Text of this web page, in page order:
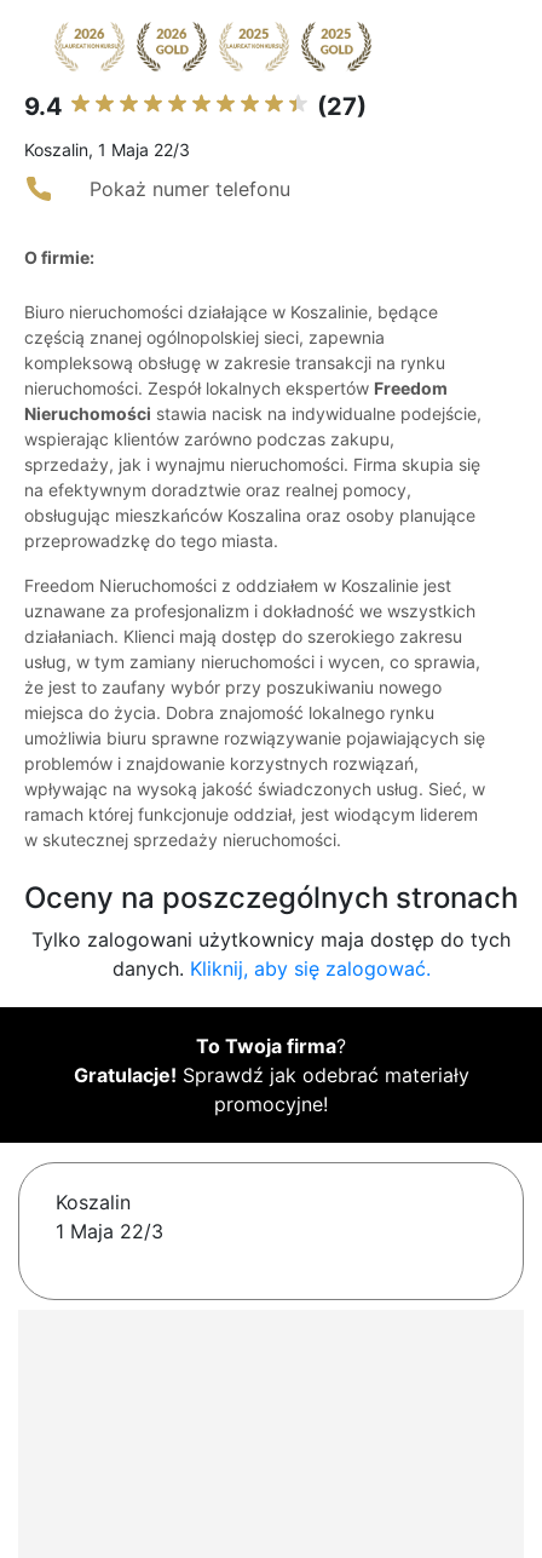
9.4 (27)
Koszalin, 1 Maja 22/3
Pokaż numer telefonu
O firmie:
Biuro nieruchomości działające w Koszalinie, będące
częścią znanej ogólnopolskiej sieci, zapewnia
kompleksową obsługę w zakresie transakcji na rynku
nieruchomości. Zespół lokalnych ekspertów Freedom
Nieruchomości stawia nacisk na indywidualne podejście,
wspierając klientów zarówno podczas zakupu,
sprzedaży, jak i wynajmu nieruchomości. Firma skupia się
na efektywnym doradztwie oraz realnej pomocy,
obsługując mieszkańców Koszalina oraz osoby planujące
przeprowadzkę do tego miasta.
Freedom Nieruchomości z oddziałem w Koszalinie jest
uznawane za profesjonalizm i dokładność we wszystkich
działaniach. Klienci mają dostęp do szerokiego zakresu
usług, w tym zamiany nieruchomości i wycen, co sprawia,
że jest to zaufany wybór przy poszukiwaniu nowego
miejsca do życia. Dobra znajomość lokalnego rynku
umożliwia biuru sprawne rozwiązywanie pojawiających się
problemów i znajdowanie korzystnych rozwiązań,
wpływając na wysoką jakość świadczonych usług. Sieć, w
ramach której funkcjonuje oddział, jest wiodącym liderem
w skutecznej sprzedaży nieruchomości.
Oceny na poszczególnych stronach
Tylko zalogowani użytkownicy maja dostęp do tych
danych. Kliknij, aby się zalogować.
To Twoja firma?
Gratulacje! Sprawdź jak odebrać materiały
promocyjne!
Koszalin
1 Maja 22/3